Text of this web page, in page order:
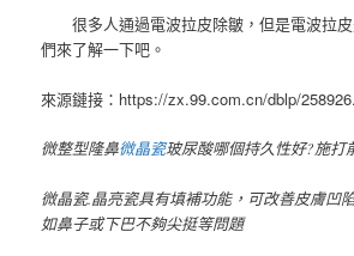
很多人通過電波拉皮除皺，但是電波拉皮
們來了解一下吧。
來源鏈接：https://zx.99.com.cn/dblp/
微整型隆鼻微晶瓷玻尿酸哪個持久性好?施打
微晶瓷.晶亮瓷具有填補功能，可改善皮膚凹
如鼻子或下巴不夠尖挺等問題